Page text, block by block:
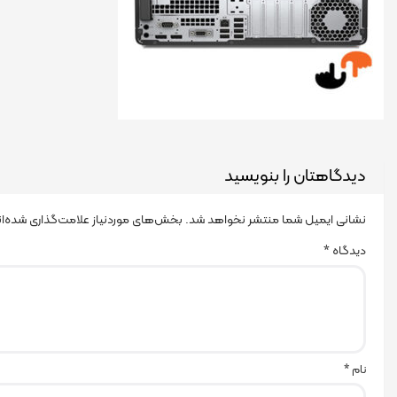
دیدگاهتان را بنویسید
نشانی ایمیل شما منتشر نخواهد شد. بخش‌های موردنیاز علامت‌گذاری
دیدگاه*
نام *